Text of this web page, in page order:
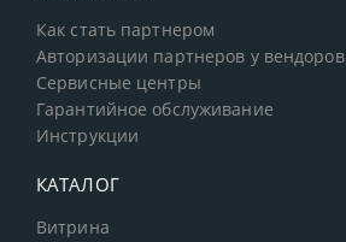
Как стать партнером
Авторизации партнеров у вендоров
Сервисные центры
Гарантийное обслуживание
Инструкции
КАТАЛОГ
Витрина